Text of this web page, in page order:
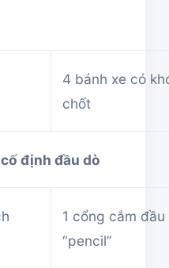
4 bánh xe có
chốt
định đầu dò
1 cổng cắm đầu
“pencil”